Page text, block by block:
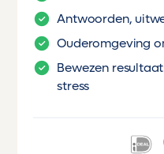
Antwoorden,
Ouderomgeving
Bewezen
stress